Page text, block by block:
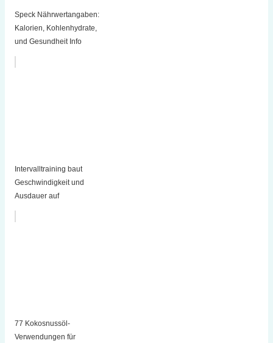
Speck Nährwertangaben:
Kalorien, Kohlenhydrate,
und Gesundheit Info
Intervalltraining baut
Geschwindigkeit und
Ausdauer auf
77 Kokosnussöl-
Verwendungen für